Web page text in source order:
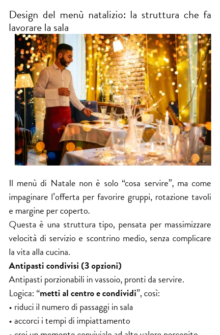
Design del menù natalizio: la struttura che fa
lavorare la sala
Il menù di Natale non è solo “cosa servire”, ma come
impaginare l’offerta per favorire gruppi, rotazione tavoli
e margine per coperto.
Questa è una struttura tipo, pensata per massimizzare
velocità di servizio e scontrino medio, senza complicare
la vita alla cucina.
Antipasti condivisi (3 opzioni)
Antipasti porzionabili in vassoio, pronti da servire.
Logica: “metti al centro e condividi”, così:
• riduci il numero di passaggi in sala
• accorci i tempi di impiattamento